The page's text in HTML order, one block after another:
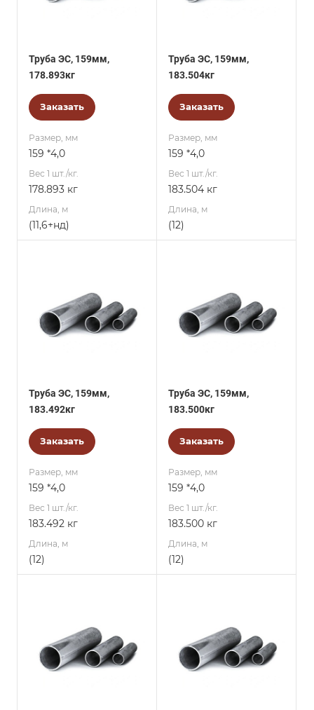
Труба ЭС, 159мм,
178.893кг
Заказать
Размер, мм
159 *4,0
Вес 1 шт./кг.
178.893 кг
Длина, м
(11,6+нд)
Труба ЭС, 159мм,
183.504кг
Заказать
Размер, мм
159 *4,0
Вес 1 шт./кг.
183.504 кг
Длина, м
(12)
Труба ЭС, 159мм,
183.492кг
Заказать
Размер, мм
159 *4,0
Вес 1 шт./кг.
183.492 кг
Длина, м
(12)
Труба ЭС, 159мм,
183.500кг
Заказать
Размер, мм
159 *4,0
Вес 1 шт./кг.
183.500 кг
Длина, м
(12)